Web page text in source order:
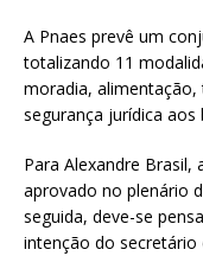
A Pnaes prevê um
totalizando 11
moradia,
segurança jurídica aos
Para Alexandre
aprovado no plenário
seguida, deve-se
intenção do